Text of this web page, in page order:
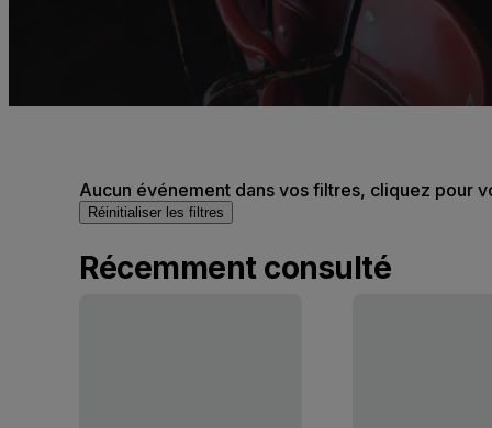
Aucun événement dans vos filtres, cliquez pour
Réinitialiser les filtres
Récemment consulté